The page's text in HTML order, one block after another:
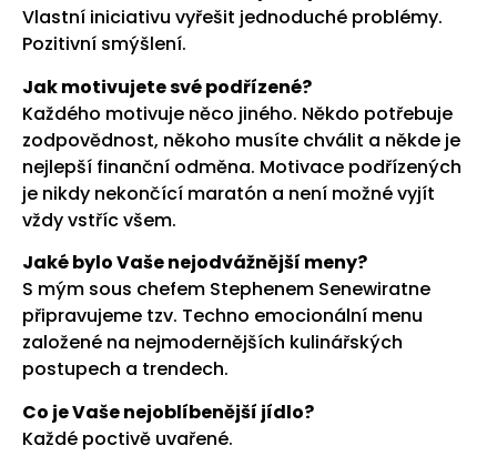
Vlastní iniciativu vyřešit jednoduché problémy.
Pozitivní smýšlení.
Jak motivujete své podřízené?
Každého motivuje něco jiného. Někdo potřebuje
zodpovědnost, někoho musíte chválit a někde je
nejlepší finanční odměna. Motivace podřízených
je nikdy nekončící maratón a není možné vyjít
vždy vstříc všem.
Jaké bylo Vaše nejodvážnější meny?
S mým sous chefem Stephenem Senewiratne
připravujeme tzv. Techno emocionální menu
založené na nejmodernějších kulinářských
postupech a trendech.
Co je Vaše nejoblíbenější jídlo?
Každé poctivě uvařené.